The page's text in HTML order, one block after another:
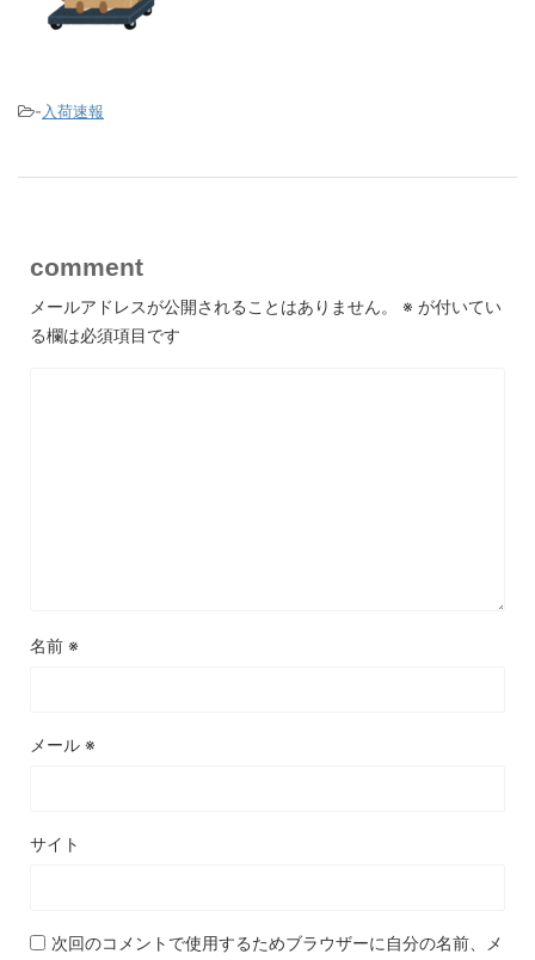
- 入荷速報
comment
メールアドレスが公開されることはありません。 ※ が付いてい
る欄は必須項目です
名前 ※
メール ※
サイト
次回のコメントで使用するためブラウザーに自分の名前、メ